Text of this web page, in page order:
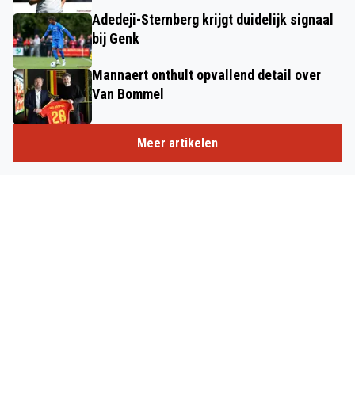
Adedeji-Sternberg krijgt duidelijk signaal
bij Genk
Mannaert onthult opvallend detail over
Van Bommel
Meer artikelen